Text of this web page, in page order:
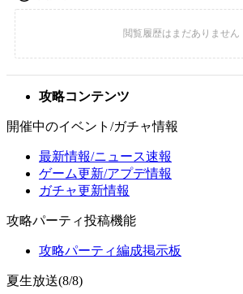
攻略コンテンツ
開催中のイベント/ガチャ情報
最新情報/ニュース速報
ゲーム更新/アプデ情報
ガチャ更新情報
攻略パーティ投稿機能
攻略パーティ編成掲示板
夏生放送(8/8)